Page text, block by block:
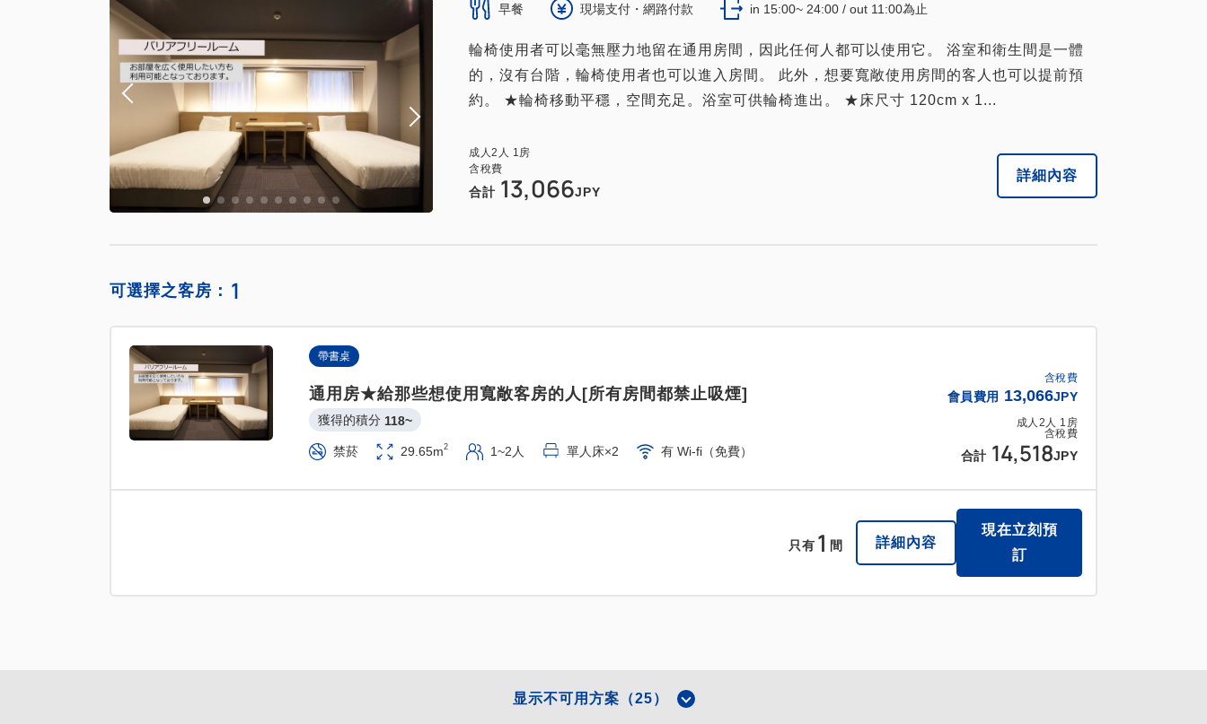
早餐 現場支付・網路付款 in 15:00~ 24:00 / out 11:00為止
輪椅使用者可以毫無壓力地留在通用房間，因此任何人都可以使用它。 浴室和衛生間是一體
的，沒有台階，輪椅使用者也可以進入房間。 此外，想要寬敞使用房間的客人也可以提前預
約。 ★輪椅移動平穩，空間充足。浴室可供輪椅進出。 ★床尺寸 120cm x 1...
成人2 人 1房
含稅費
合計 13,066JPY
詳細內容
可選擇之客房： 1
含稅費
會員費用 13,066JPY
成人 2 人 1 房
含稅費
合計 14,518JPY
帶書桌
通用房★給那些想使用寬敞客房的人[所有房間都禁止吸煙]
獲得的積分 118~
禁菸 29.65m2 1~2人 單人床×2 有 Wi-fi（免費）
只有 1 間 詳細內容
現在立刻預
訂
显示不可用方案（25）